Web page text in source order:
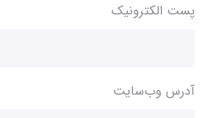
پست الکترونیک
آدرس وب‌سایت